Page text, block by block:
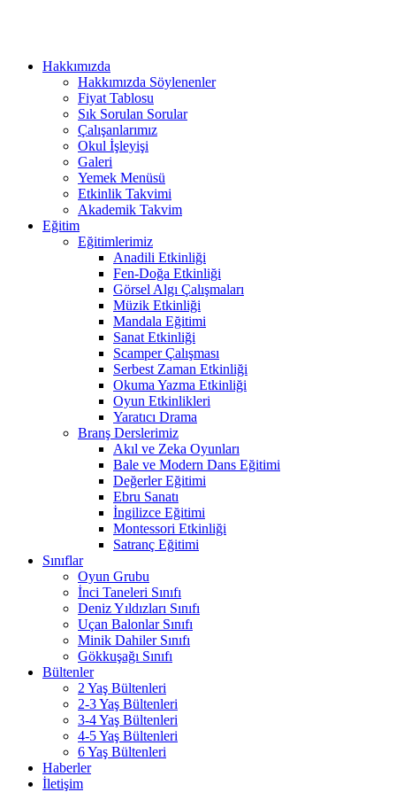
Hakkımızda
Hakkımızda Söylenenler
Fiyat Tablosu
Sık Sorulan Sorular
Çalışanlarımız
Okul İşleyişi
Galeri
Yemek Menüsü
Etkinlik Takvimi
Akademik Takvim
Eğitim
Eğitimlerimiz
Anadili Etkinliği
Fen-Doğa Etkinliği
Görsel Algı Çalışmaları
Müzik Etkinliği
Mandala Eğitimi
Sanat Etkinliği
Scamper Çalışması
Serbest Zaman Etkinliği
Okuma Yazma Etkinliği
Oyun Etkinlikleri
Yaratıcı Drama
Branş Derslerimiz
Akıl ve Zeka Oyunları
Bale ve Modern Dans Eğitimi
Değerler Eğitimi
Ebru Sanatı
İngilizce Eğitimi
Montessori Etkinliği
Satranç Eğitimi
Sınıflar
Oyun Grubu
İnci Taneleri Sınıfı
Deniz Yıldızları Sınıfı
Uçan Balonlar Sınıfı
Minik Dahiler Sınıfı
Gökkuşağı Sınıfı
Bültenler
2 Yaş Bültenleri
2-3 Yaş Bültenleri
3-4 Yaş Bültenleri
4-5 Yaş Bültenleri
6 Yaş Bültenleri
Haberler
İletişim